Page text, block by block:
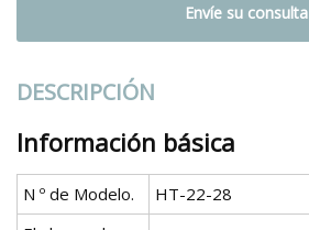
Envíe su consulta
DESCRIPCIÓN
Información básica
N º de Modelo.
HT-22-28